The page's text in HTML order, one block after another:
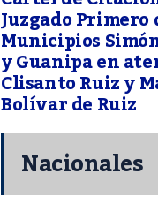
Juzgado Primero
Municipios
y Guanipa en
Clisanto Ruiz y
Bolívar de Ruiz
Nacionales